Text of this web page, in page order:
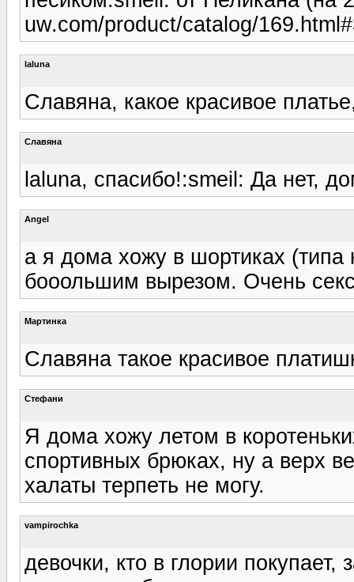
uw.com/product/catalog/
laluna
Славяна, какое красивое
Славяна
laluna, спасибо!:smeil: Да нет,
Angel
а я дома хожу в шортиках (типа
бооольшим вырезом. Очень
Мартинка
Славяна такое красивое
Стефани
Я дома хожу летом в
спортивных брюках, ну а верх
халаты терпеть не могу.
vampirochka
девочки, кто в глории